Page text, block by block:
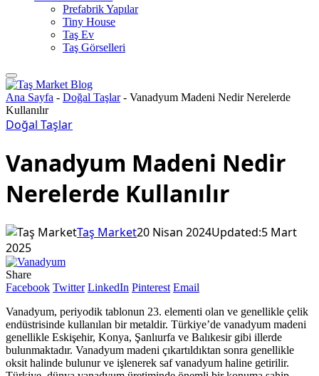
Prefabrik Yapılar
Tiny House
Taş Ev
Taş Görselleri
Ana Sayfa - Doğal Taşlar- Vanadyum Madeni Nedir Nerelerde
Kullanılır
Doğal Taşlar
Vanadyum Madeni Nedir
Nerelerde Kullanılır
Taş Market20 Nisan 2024Updated:5 Mart
2025
Share
Facebook Twitter LinkedIn Pinterest Email
Vanadyum, periyodik tablonun 23. elementi olan ve genellikle çelik
endüstrisinde kullanılan bir metaldir. Türkiye’de vanadyum madeni
genellikle Eskişehir, Konya, Şanlıurfa ve Balıkesir gibi illerde
bulunmaktadır. Vanadyum madeni çıkartıldıktan sonra genellikle
oksit halinde bulunur ve işlenerek saf vanadyum haline getirilir.